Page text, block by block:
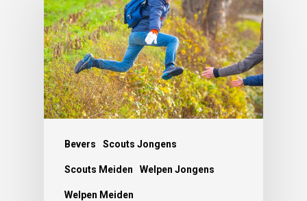
Bevers Scouts Jongens
Scouts Meiden Welpen Jongens
Welpen Meiden